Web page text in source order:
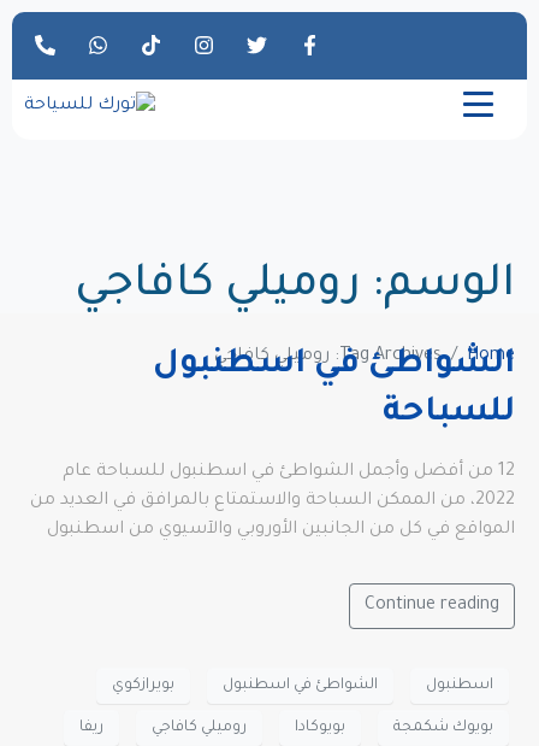
الوسم: روميلي كافاجي
Home Tag Archives: روميلي كافاجي
الشواطئ في اسطنبول
للسباحة
12 من أفضل وأجمل الشواطئ في اسطنبول للسباحة عام
2022، من الممكن السباحة والاستمتاع بالمرافق في العديد من
المواقع في كل من الجانبين الأوروبي والآسيوي من اسطنبول
Continue reading
اسطنبول الشواطئ في اسطنبول بويرازكوي
بويوك شكمجة بويوكادا روميلي كافاجي ريفا